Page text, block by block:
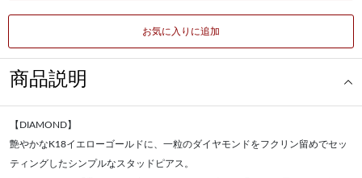
お気に入りに追加
商品説明
【DIAMOND】
艶やかなK18イエローゴールドに、一粒のダイヤモンドをフクリン留めでセッ
ティングしたシンプルなスタッドピアス。